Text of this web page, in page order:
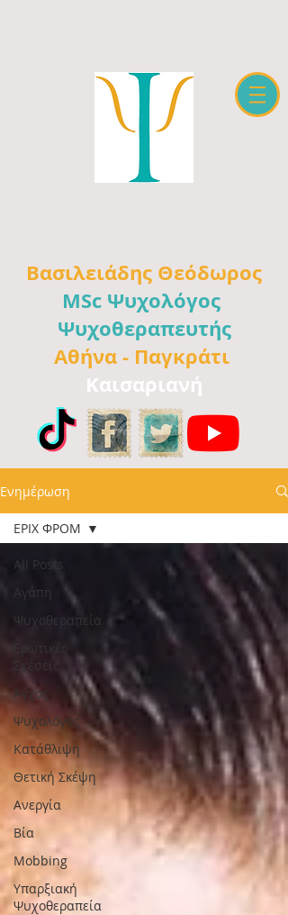
Βασιλειάδης Θεόδωρος
MSc Ψυχολόγος
Ψυχοθεραπευτής
Αθήνα - Παγκράτι
Καισαριανή
Ενημέρωση
All Posts
Αγάπη
Ψυχοθεραπεία
Ερωτικές
Σχέσεις
Άγχος
Ψυχολόγος
Κατάθλιψη
Θετική Σκέψη
Ανεργία
Βία
Mobbing
Υπαρξιακή
Ψυχοθεραπεία
ΕΡΙΧ ΦΡΟΜ